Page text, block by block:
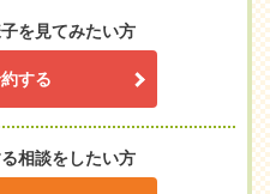
を見てみたい方
する
相談をしたい方